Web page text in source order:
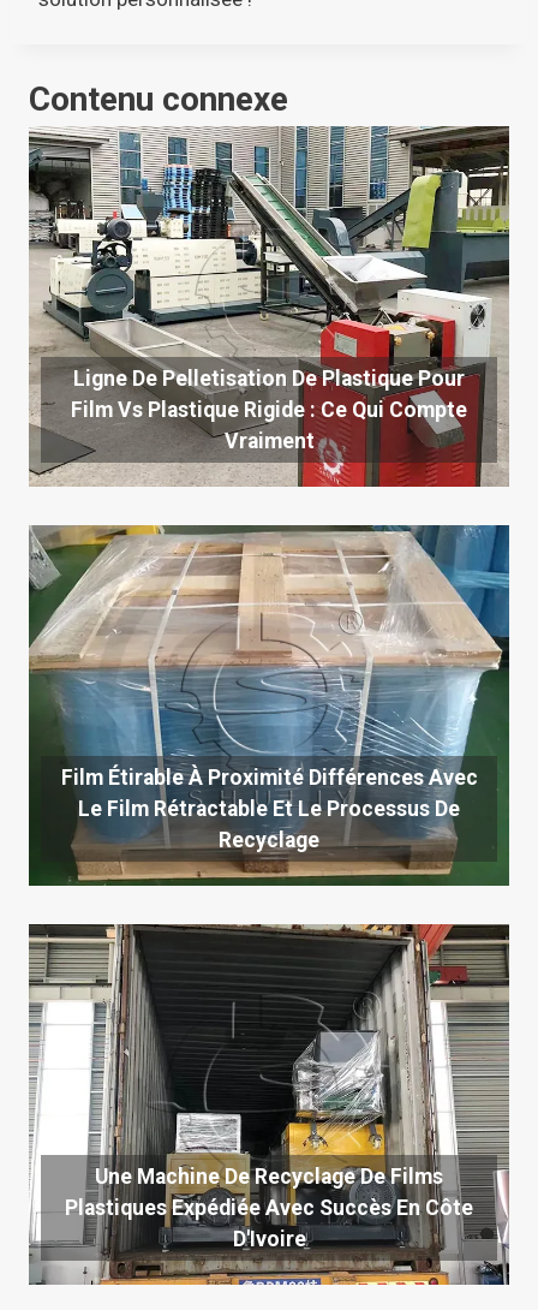
Contenu connexe
Ligne De Pelletisation De Plastique Pour
Film Vs Plastique Rigide : Ce Qui Compte
Vraiment
Film Étirable À Proximité Différences Avec
Le Film Rétractable Et Le Processus De
Recyclage
Une Machine De Recyclage De Films
Plastiques Expédiée Avec Succès En Côte
D'Ivoire